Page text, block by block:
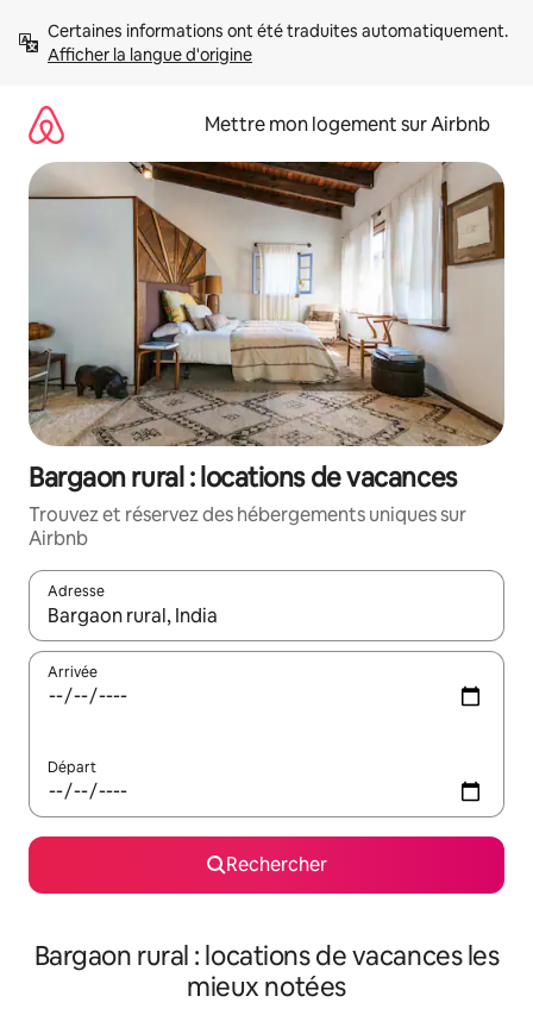
directement
Afficher la langue d'origine
Mettre mon logement sur Airbnb
Bargaon rural : locations de vacances
Trouvez et réservez des hébergements uniques sur
Airbnb
Adresse
Lorsque les résultats s'affichent, utilisez les flèches vers le
Arrivée
Départ
Rechercher
Bargaon rural : locations de vacances les
mieux notées